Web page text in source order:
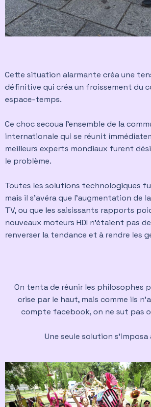
Cette situation alarmante créa une
définitive qui créa un froissement du
espace-temps.
Ce choc secoua l’ensemble de la
internationale qui se réunit
meilleurs experts mondiaux furent
le problème.
Toutes les solutions technologiques
mais il s’avéra que l’augmentation de
TV, ou que les saisissants rapports
nouveaux moteurs HDI n’étaient pas
renverser la tendance et à rendre les
On tenta de réunir les philosophes
crise par le haut, mais comme ils
compte facebook, on ne sut pas
Une seule solution s’imposa